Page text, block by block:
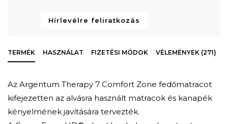
Hírlevélre feliratkozás
TERMÉK HASZNÁLAT FIZETÉSI MÓDOK VÉLEMÉNYEK (271)
Az Argentum Therapy 7 Comfort Zone fedőmatracot
kifejezetten az alvásra használt matracok és kanapék
kényelmének javítására tervezték.